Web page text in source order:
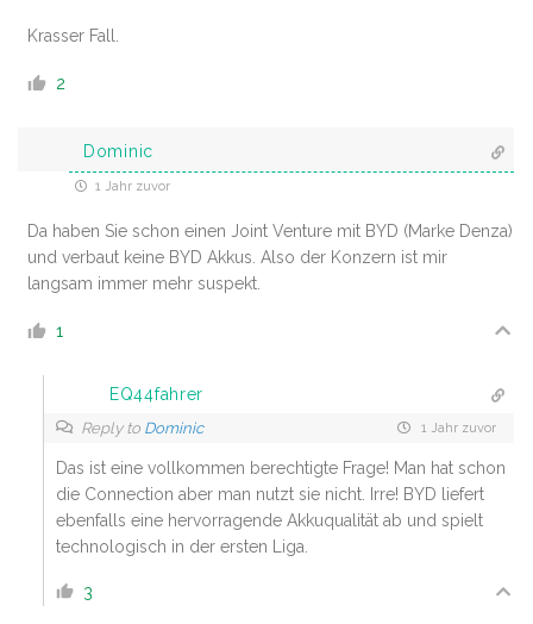
Krasser Fall.
2
Dominic
1 Jahr zuvor
Da haben Sie schon einen Joint Venture mit BYD (Marke Denza)
und verbaut keine BYD Akkus. Also der Konzern ist mir
langsam immer mehr suspekt.
1
EQ44fahrer
Reply to Dominic 1 Jahr zuvor
Das ist eine vollkommen berechtigte Frage! Man hat schon
die Connection aber man nutzt sie nicht. Irre! BYD liefert
ebenfalls eine hervorragende Akkuqualität ab und spielt
technologisch in der ersten Liga.
3